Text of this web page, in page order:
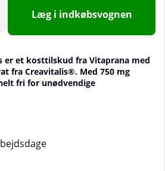
Læg i indkøbsvognen
er et kosttilskud fra Vitaprana med
fra Creavitalis®. Med 750 mg
fri for unødvendige